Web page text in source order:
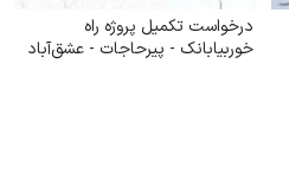
درخواست تکمیل پروژه راه
خوربیابانک - پیرحاجات - عشق‌آباد